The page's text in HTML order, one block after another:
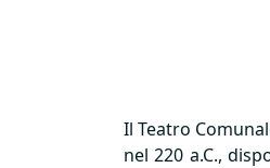
Il Teatro
nel 220 a.C.,